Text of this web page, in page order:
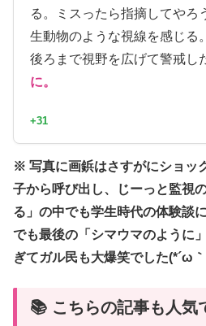
る。ミスったら指摘してやろ
生動物のような視線を感じる
後ろまで視野を広げて警戒し
に。
+31
※ 写真に画鋲はさすがにショ
子から呼び出し、じーっと監
る」の中でも学生時代の体験談
でも最後の「シマウマのように
ぎてガル民も大爆笑でした(*´ω
📚 こちらの記事も人気